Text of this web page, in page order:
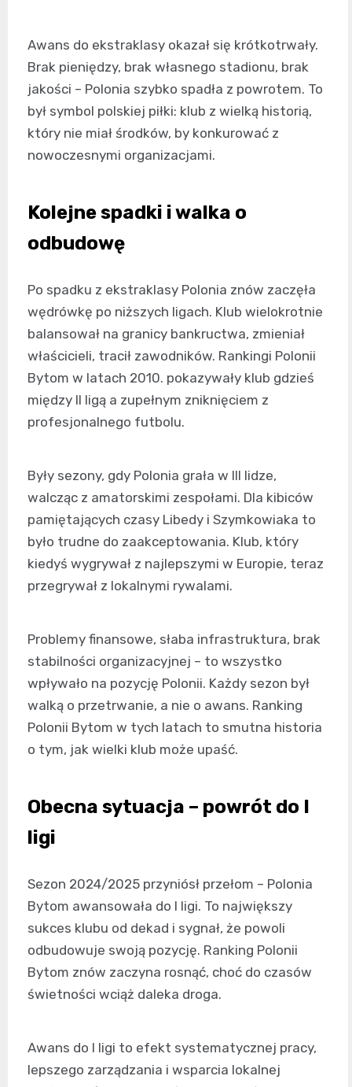
Awans do ekstraklasy okazał się krótkotrwały.
Brak pieniędzy, brak własnego stadionu, brak
jakości – Polonia szybko spadła z powrotem. To
był symbol polskiej piłki: klub z wielką historią,
który nie miał środków, by konkurować z
nowoczesnymi organizacjami.
Kolejne spadki i walka o
odbudowę
Po spadku z ekstraklasy Polonia znów zaczęła
wędrówkę po niższych ligach. Klub wielokrotnie
balansował na granicy bankructwa, zmieniał
właścicieli, tracił zawodników. Rankingi Polonii
Bytom w latach 2010. pokazywały klub gdzieś
między II ligą a zupełnym zniknięciem z
profesjonalnego futbolu.
Były sezony, gdy Polonia grała w III lidze,
walcząc z amatorskimi zespołami. Dla kibiców
pamiętających czasy Libedy i Szymkowiaka to
było trudne do zaakceptowania. Klub, który
kiedyś wygrywał z najlepszymi w Europie, teraz
przegrywał z lokalnymi rywalami.
Problemy finansowe, słaba infrastruktura, brak
stabilności organizacyjnej – to wszystko
wpływało na pozycję Polonii. Każdy sezon był
walką o przetrwanie, a nie o awans. Ranking
Polonii Bytom w tych latach to smutna historia
o tym, jak wielki klub może upaść.
Obecna sytuacja – powrót do I
ligi
Sezon 2024/2025 przyniósł przełom – Polonia
Bytom awansowała do I ligi. To największy
sukces klubu od dekad i sygnał, że powoli
odbudowuje swoją pozycję. Ranking Polonii
Bytom znów zaczyna rosnąć, choć do czasów
świetności wciąż daleka droga.
Awans do I ligi to efekt systematycznej pracy,
lepszego zarządzania i wsparcia lokalnej